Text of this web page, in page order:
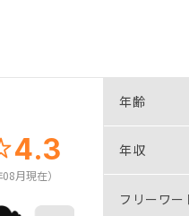
4.3
月現在）
年齢
年収
フリーワー